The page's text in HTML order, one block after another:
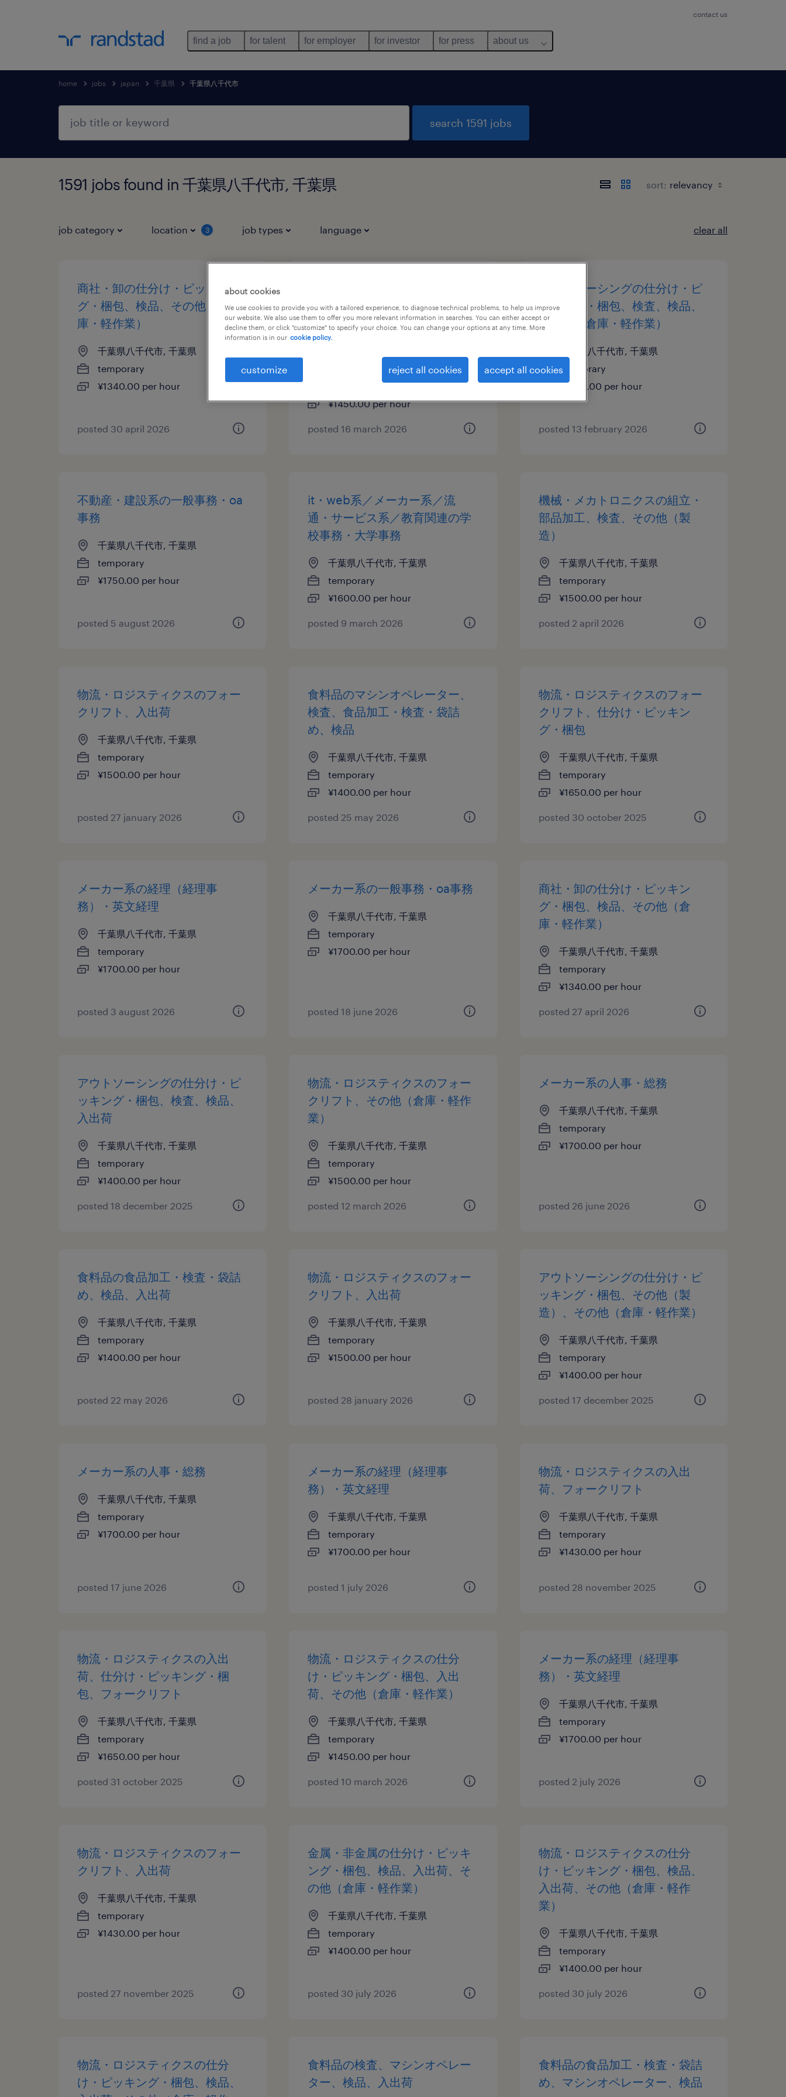
contact us
find a job for talent for employer for investor for press about us
home jobs japan 千葉県 千葉県八千代市
search 1591 jobs
1591 jobs found in 千葉県八千代市, 千葉県 sort:
job category location 3 job types language clear all
商社・卸の仕分け・ピッキン
グ・梱包、検品、その他（倉
庫・軽作業）
千葉県八千代市, 千葉県
temporary
¥1340.00 per hour
posted 30 april 2026
け・ピッキング・梱包、検品、
入出荷、その他（倉庫・軽作
業）
千葉県八千代市, 千葉県
¥1450.00 per hour
posted 16 march 2026
アウトソーシングの仕分け・ピ
ッキング・梱包、検査、検品、
その他（倉庫・軽作業）
千葉県八千代市, 千葉県
temporary
¥1500.00 per hour
posted 13 february 2026
不動産・建設系の一般事務・oa
事務
千葉県八千代市, 千葉県
temporary
¥1750.00 per hour
posted 5 august 2026
it・web系／メーカー系／流
通・サービス系／教育関連の学
校事務・大学事務
千葉県八千代市, 千葉県
temporary
¥1600.00 per hour
posted 9 march 2026
機械・メカトロニクスの組立・
部品加工、検査、その他（製
造）
千葉県八千代市, 千葉県
temporary
¥1500.00 per hour
posted 2 april 2026
物流・ロジスティクスのフォー
クリフト、入出荷
千葉県八千代市, 千葉県
temporary
¥1500.00 per hour
posted 27 january 2026
食料品のマシンオペレーター、
検査、食品加工・検査・袋詰
め、検品
千葉県八千代市, 千葉県
temporary
¥1400.00 per hour
posted 25 may 2026
物流・ロジスティクスのフォー
クリフト、仕分け・ピッキン
グ・梱包
千葉県八千代市, 千葉県
temporary
¥1650.00 per hour
posted 30 october 2025
メーカー系の経理（経理事
務）・英文経理
千葉県八千代市, 千葉県
temporary
¥1700.00 per hour
posted 3 august 2026
メーカー系の一般事務・oa事務
千葉県八千代市, 千葉県
temporary
¥1700.00 per hour
posted 18 june 2026
商社・卸の仕分け・ピッキン
グ・梱包、検品、その他（倉
庫・軽作業）
千葉県八千代市, 千葉県
temporary
¥1340.00 per hour
posted 27 april 2026
アウトソーシングの仕分け・ピ
ッキング・梱包、検査、検品、
入出荷
千葉県八千代市, 千葉県
temporary
¥1400.00 per hour
posted 18 december 2025
物流・ロジスティクスのフォー
クリフト、その他（倉庫・軽作
業）
千葉県八千代市, 千葉県
temporary
¥1500.00 per hour
posted 12 march 2026
メーカー系の人事・総務
千葉県八千代市, 千葉県
temporary
¥1700.00 per hour
posted 26 june 2026
食料品の食品加工・検査・袋詰
め、検品、入出荷
千葉県八千代市, 千葉県
temporary
¥1400.00 per hour
posted 22 may 2026
物流・ロジスティクスのフォー
クリフト、入出荷
千葉県八千代市, 千葉県
temporary
¥1500.00 per hour
posted 28 january 2026
アウトソーシングの仕分け・ピ
ッキング・梱包、その他（製
造）、その他（倉庫・軽作業）
千葉県八千代市, 千葉県
temporary
¥1400.00 per hour
posted 17 december 2025
メーカー系の人事・総務
千葉県八千代市, 千葉県
temporary
¥1700.00 per hour
posted 17 june 2026
メーカー系の経理（経理事
務）・英文経理
千葉県八千代市, 千葉県
temporary
¥1700.00 per hour
posted 1 july 2026
物流・ロジスティクスの入出
荷、フォークリフト
千葉県八千代市, 千葉県
temporary
¥1430.00 per hour
posted 28 november 2025
物流・ロジスティクスの入出
荷、仕分け・ピッキング・梱
包、フォークリフト
千葉県八千代市, 千葉県
temporary
¥1650.00 per hour
posted 31 october 2025
物流・ロジスティクスの仕分
け・ピッキング・梱包、入出
荷、その他（倉庫・軽作業）
千葉県八千代市, 千葉県
temporary
¥1450.00 per hour
posted 10 march 2026
メーカー系の経理（経理事
務）・英文経理
千葉県八千代市, 千葉県
temporary
¥1700.00 per hour
posted 2 july 2026
物流・ロジスティクスのフォー
クリフト、入出荷
千葉県八千代市, 千葉県
temporary
¥1430.00 per hour
posted 27 november 2025
金属・非金属の仕分け・ピッキ
ング・梱包、検品、入出荷、そ
の他（倉庫・軽作業）
千葉県八千代市, 千葉県
temporary
¥1400.00 per hour
posted 30 july 2026
物流・ロジスティクスの仕分
け・ピッキング・梱包、検品、
入出荷、その他（倉庫・軽作
業）
千葉県八千代市, 千葉県
temporary
¥1400.00 per hour
posted 30 july 2026
物流・ロジスティクスの仕分
け・ピッキング・梱包、検品、
食料品の検査、マシンオペレー
ター、検品、入出荷
食料品の食品加工・検査・袋詰
め、マシンオペレーター、検品
about cookies
We use cookies to provide you with a tailored experience, to diagnose technical problems, to help us improve
our website. We also use them to offer you more relevant information in searches. You can either accept or
decline them, or click "customize" to specify your choice. You can change your options at any time. More
information is in our cookie policy.
customize reject all cookies accept all cookies